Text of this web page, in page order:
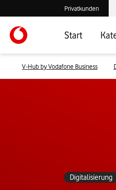
Verlassen der V-
Privatkunden
Start
V-Hub by Vodafone Business
Digitalisierung